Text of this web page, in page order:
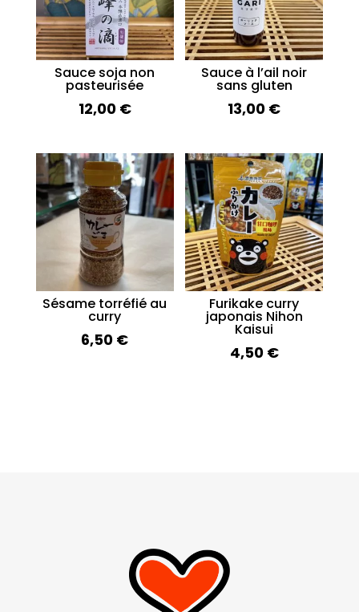
Sauce soja non
pasteurisée
12,00 €
Sauce à l’ail noir
sans gluten
13,00 €
Sésame torréfié au
curry
6,50 €
Furikake curry
japonais Nihon
Kaisui
4,50 €